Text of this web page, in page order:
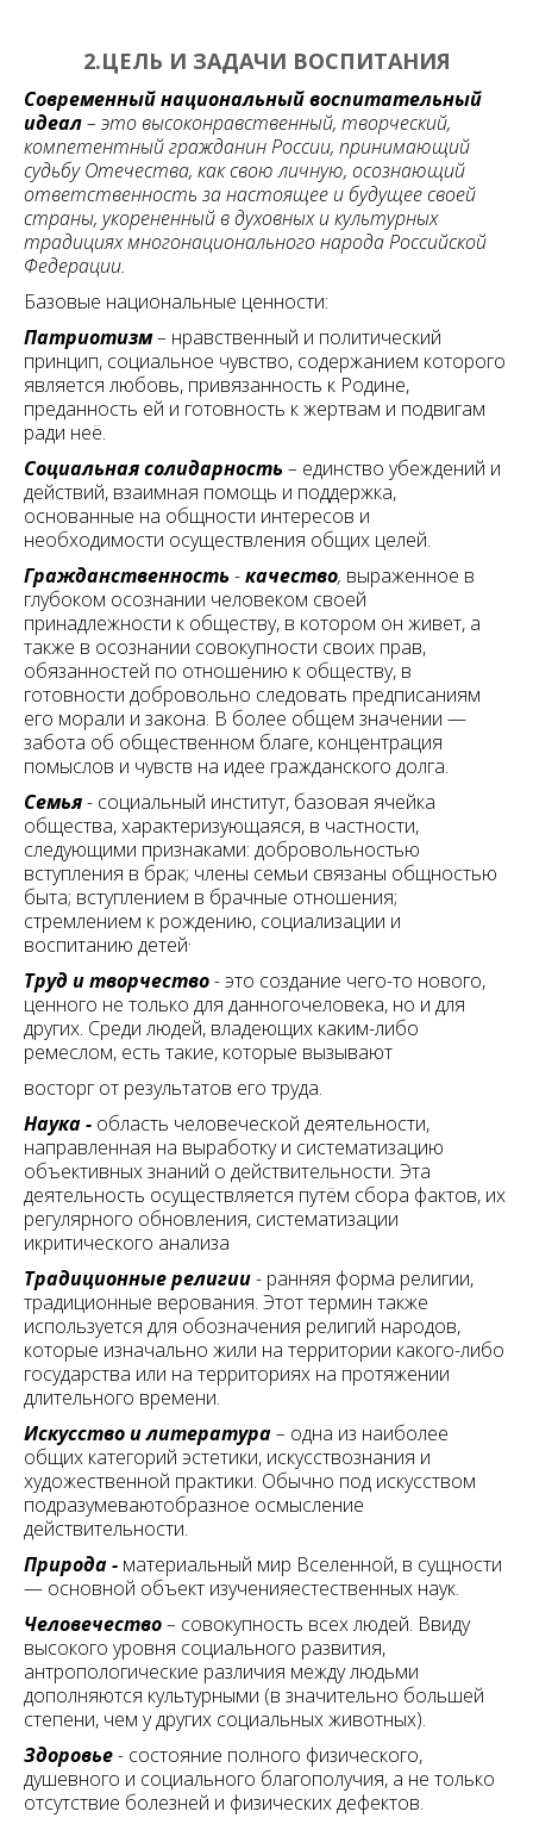
2.ЦЕЛЬ И ЗАДАЧИ ВОСПИТАНИЯ
Современный национальный воспитательный
идеал– это высоконравственный, творческий,
компетентный гражданин России, принимающий
судьбу Отечества, как свою личную, осознающий
ответственность за настоящее и будущее своей
страны, укорененный в духовных и культурных
традициях многонационального народа Российской
Федерации.
Базовые национальные ценности:
Патриотизм– нравственный и политический
принцип, социальное чувство, содержанием которого
является любовь, привязанность к Родине,
преданность ей и готовность к жертвам и подвигам
ради неё.
Социальная солидарность – единство убеждений и
действий, взаимная помощь и поддержка,
основанные на общности интересов и
необходимости осуществления общих целей.
Гражданственность -качество, выраженное в
глубоком осознании человеком своей
принадлежности к обществу, в котором он живет, а
также в осознании совокупности своих прав,
обязанностей по отношению к обществу, в
готовности добровольно следовать предписаниям
его морали и закона. В более общем значении —
забота об общественном благе, концентрация
помыслов и чувств на идее гражданского долга.
Семья- социальный институт, базовая ячейка
общества, характеризующаяся, в частности,
следующими признаками: добровольностью
вступления в брак; члены семьи связаны общностью
быта; вступлением в брачные отношения;
стремлением к рождению, социализации и
воспитанию детей.
Труд и творчество-это создание чего-то нового,
ценного не только для данногочеловека, но и для
других. Среди людей, владеющих каким-либо
ремеслом, есть такие, которые вызывают
восторг от результатов его труда.
Наука - область человеческой деятельности,
направленная на выработку и систематизацию
объективных знаний о действительности. Эта
деятельность осуществляется путём сбора фактов, их
регулярного обновления, систематизации
икритического анализа
Традиционные религии- ранняя форма религии,
традиционные верования. Этот термин также
используется для обозначения религий народов,
которые изначально жили на территории какого-либо
государства или на территориях на протяжении
длительного времени.
Искусство и литература– одна из наиболее
общих категорий эстетики, искусствознания и
художественной практики. Обычно под искусством
подразумеваютобразное осмысление
действительности.
Природа - материальный мир Вселенной, в сущности
— основной объект изученияестественных наук.
Человечество– совокупность всех людей. Ввиду
высокого уровня социального развития,
антропологические различия между людьми
дополняются культурными (в значительно большей
степени, чем у других социальных животных).
Здоровье- состояние полного физического,
душевного и социального благополучия, а не только
отсутствие болезней и физических дефектов.